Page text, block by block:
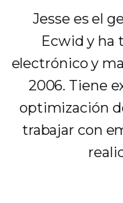
Jesse es el
Ecwid y ha
electrónico y
2006. Tiene
optimización
trabajar con